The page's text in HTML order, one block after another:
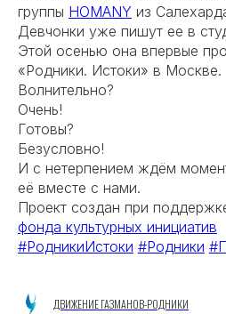
группы HOMANY из
Девчонки уже пишут ее в
Этой осенью она впервые
«Родники. Истоки» в Москве.
Волнительно?
Очень!
Готовы?
Безусловно!
И с нетерпением ждём
её вместе с нами.
Проект создан при
фонда культурных инициатив
#РодникиИстоки #Родники
ДВИЖЕНИЕ ГАЗМАНОВ-РОДНИКИ